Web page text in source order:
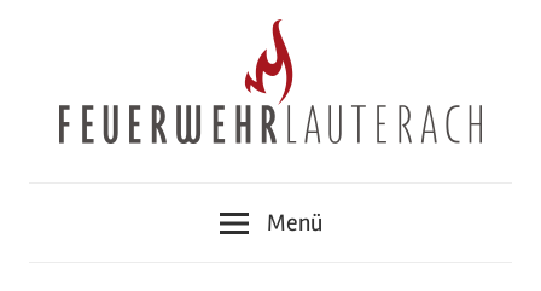
Lauterach
Menü